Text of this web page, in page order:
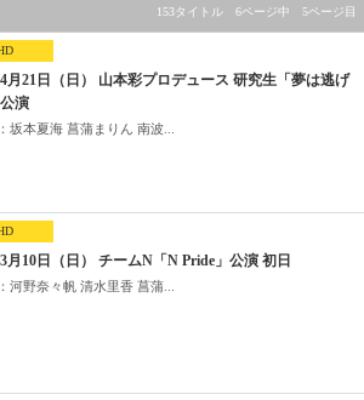
153タイトル 6ページ中 5ページ目
月21日（日） 山本彩プロデュース 研究生「夢は逃げ
演
坂本夏海 菖蒲まりん 南波...
月10日（日） チームN「N Pride」公演 初日
河野奈々帆 清水里香 菖蒲...